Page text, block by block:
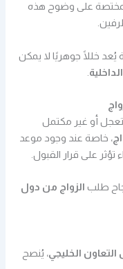
على وضوح هذه
خللًا جوهريًا لا يمكن
أو غير مكتمل
، خاصة عند وجود موعد
تؤثر على قرار القبول.
طلب الزواج من دول
الخليجي، يُنصح